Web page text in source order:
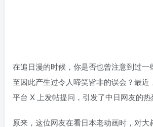
在追日漫的时候，你是否也曾注意到过一
至因此产生过令人啼笑皆非的误会？最近
平台 X 上发帖提问，引发了中日网友的热
原来，这位网友在看日本老动画时，对大